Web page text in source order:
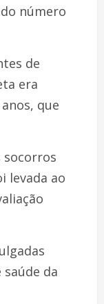
número
de
era
que
socorros
levada ao
da